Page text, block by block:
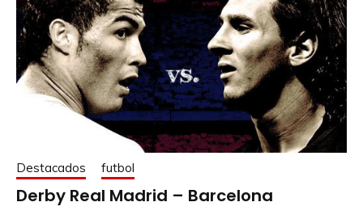
Destacados futbol
Derby Real Madrid – Barcelona